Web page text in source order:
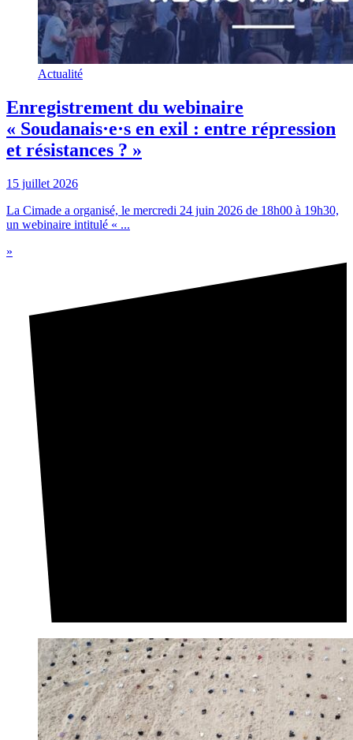
Actualité
Enregistrement du webinaire
« Soudanais·e·s en exil : entre répression
et résistances ? »
15 juillet 2026
La Cimade a organisé, le mercredi 24 juin 2026 de 18h00 à 19h30,
un webinaire intitulé « ...
»